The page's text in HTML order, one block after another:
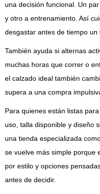
una decisión funcional. Un
y otro a entrenamiento. Así
desgastar antes de tiempo
También ayuda si alternas
muchas horas que correr o
el calzado ideal también
supera a una compra
Para quienes están listas
uso, talla disponible y diseño
una tienda especializada
se vuelve más simple porque
por estilo y opciones
antes de decidir.